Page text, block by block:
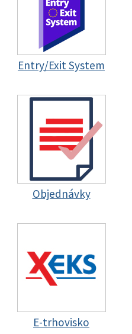
Entry/Exit System
Objednávky
E-trhovisko